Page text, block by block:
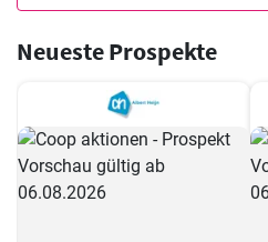
Neueste Prospekte